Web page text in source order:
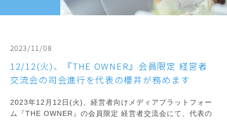
2023/11/08
12/12(火)、『THE OWNER』会員限定 経営者
交流会の司会進行を代表の櫻井が務めます
2023年12月12日(火)、 経営者向けメディアプラットフォー
ム『THE OWNER』 の会員限定 経営者交流会にて、 代表の